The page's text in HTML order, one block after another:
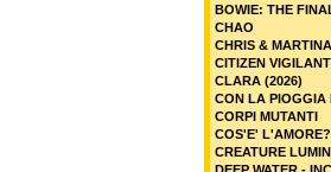
BOWIE: THE
CHAO
CHRIS &
CITIZEN
CLARA (2026)
CON LA PIOGGIA
CORPI MUTANTI
COS'E' L'AMORE?
CREATURE